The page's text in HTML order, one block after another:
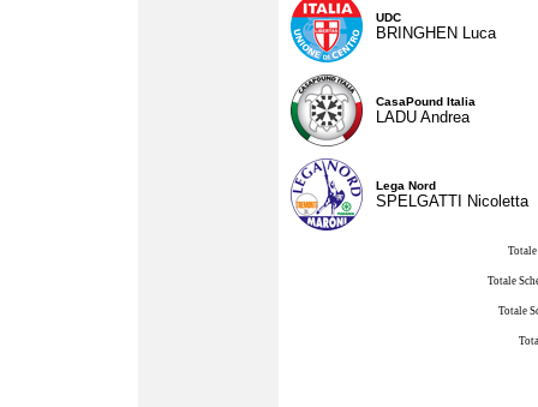
UDC
BRINGHEN Luca
CasaPound Italia
LADU Andrea
Lega Nord
SPELGATTI Nicoletta
Totale
Totale